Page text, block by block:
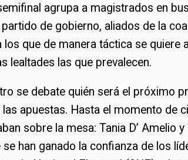
agrupa a magistrados en
de gobierno, aliados de la
los que de manera táctica se quiere
lealtades las que prevalecen.
se debate quién será el próximo
las apuestas. Hasta el momento de
sobre la mesa: Tania D’ Amelio
se han ganado la confianza de los